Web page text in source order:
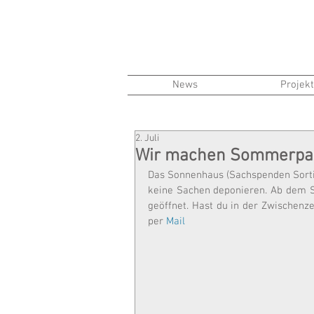
News
Wir machen
2. Juli
Das Sonnenhaus (Sachspenden
keine Sachen deponieren. Ab dem
geöffnet. Hast du in der
per Mail